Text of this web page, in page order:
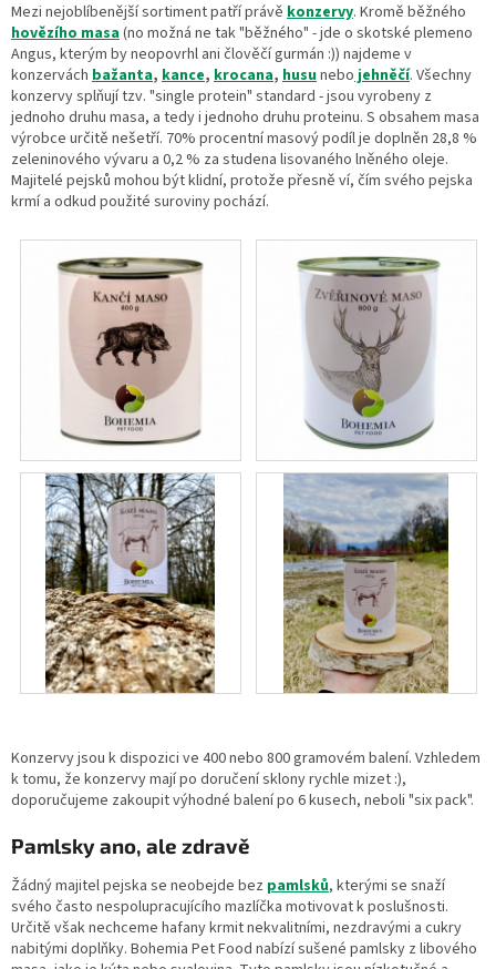
Mezi nejoblíbenější sortiment patří právě konzervy. Kromě běžného
hovězího masa(no možná ne tak "běžného" - jde o skotské plemeno
Angus, kterým by neopovrhl ani člověčí gurmán :)) najdeme v
konzervách bažanta, kance, krocana, husunebojehněčí. Všechny
konzervy splňují tzv. "single protein" standard - jsou vyrobeny z
jednoho druhu masa, a tedy i jednoho druhu proteinu. S obsahem masa
výrobce určitě nešetří. 70% procentní masový podíl je doplněn 28,8 %
zeleninového vývaru a 0,2 % za studena lisovaného lněného oleje.
Majitelé pejsků mohou být klidní, protože přesně ví, čím svého pejska
krmí a odkud použité suroviny pochází.
Konzervy jsou k dispozici ve 400 nebo 800 gramovém balení. Vzhledem
k tomu, že konzervy mají po doručení sklony rychle mizet :),
doporučujeme zakoupit výhodné balení po 6 kusech, neboli "six pack".
Pamlsky ano, ale zdravě
Žádný majitel pejska se neobejde bez pamlsků, kterými se snaží
svého často nespolupracujícího mazlíčka motivovat k poslušnosti.
Určitě však nechceme hafany krmit nekvalitními, nezdravými a cukry
nabitými doplňky. Bohemia Pet Food nabízí sušené pamlsky z libového